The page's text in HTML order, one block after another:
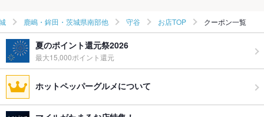
鹿嶋・鉾田・茨城県南部他 守谷 お店TOP クーポン一覧
夏のポイント還元祭2026
最大15,000ポイント還元
ホットペッパーグルメについて